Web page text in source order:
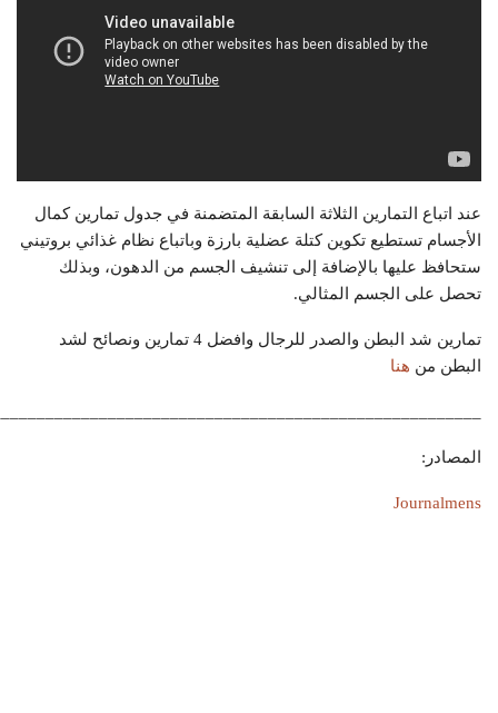
عند اتباع التمارين الثلاثة السابقة المتضمنة في جدول تمارين كمال
الأجسام تستطيع تكوين كتلة عضلية بارزة وباتباع نظام غذائي بروتيني
ستحافظ عليها بالإضافة إلى تنشيف الجسم من الدهون، وبذلك
تحصل على الجسم المثالي.
تمارين شد البطن والصدر للرجال وافضل 4 تمارين ونصائح لشد
البطن من هنا
المصادر:
Journalmens